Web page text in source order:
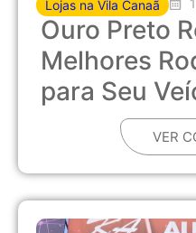
Lojas na Vila Canaã
Ouro Preto
Melhores
para Seu
VER